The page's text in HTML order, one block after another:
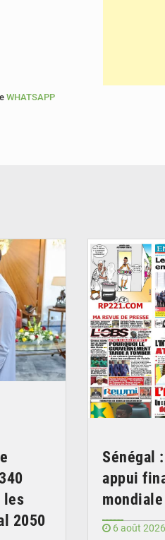
WHATSAPP
les
2050
Sénégal
appui
mondiale
6 août 2026